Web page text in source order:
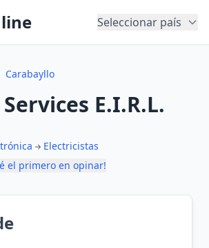
Seleccionar país
Carabayllo
E.I.R.L.
Electricistas
el primero en opinar!